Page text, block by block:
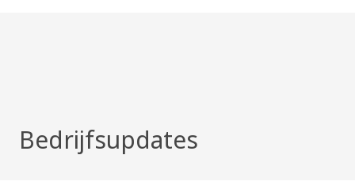
Bedrijfsupdates